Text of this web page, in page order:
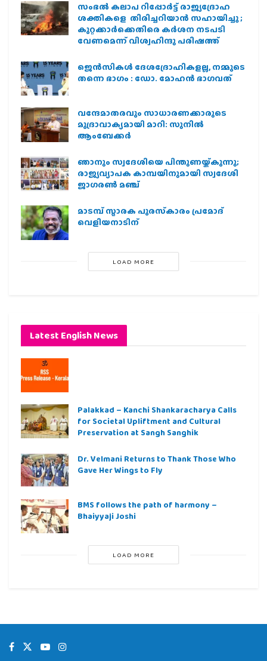
സംഭൽ കലാപ റിപ്പോർട്ട് രാജ്യദ്രോഹ
ശക്തികളെ തിരിച്ചറിയാൻ സഹായിച്ചു ;
കുറ്റക്കാർക്കെതിരെ കർശന നടപടി
വേണമെന്ന് വിശ്വഹിന്ദു പരിഷത്ത്
ജെന്‍സികള്‍ ദേശദ്രോഹികളല്ല, നമ്മുടെ
തന്നെ ഭാഗം : ഡോ. മോഹന്‍ ഭാഗവത്
വന്ദേമാതരവും സാധാരണക്കാരുടെ
മുദ്രാവാക്യമായി മാറി: സുനിൽ
ആംബേക്കർ
ഞാനും സ്വദേശിയെ പിന്തുണയ്ക്കുന്നു;
രാജ്യവ്യാപക കാമ്പയിനുമായി സ്വദേശി
ജാഗരണ്‍ മഞ്ച്
മാടമ്പ് സ്മാരക പുരസ്‌കാരം പ്രമോദ്
വെളിയനാടിന്
LOAD MORE
Latest English News
Palakkad – Kanchi Shankaracharya Calls
for Societal Upliftment and Cultural
Preservation at Sangh Sanghik
Dr. Velmani Returns to Thank Those Who
Gave Her Wings to Fly
BMS follows the path of harmony –
Bhaiyyaji Joshi
LOAD MORE